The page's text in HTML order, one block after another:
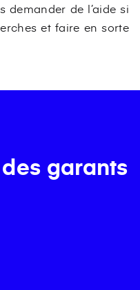
demander de l’aide si
et faire en sorte
garants